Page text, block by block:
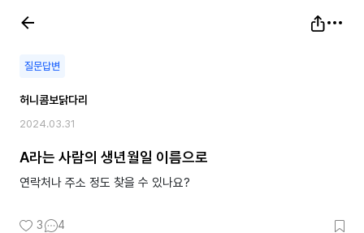
질문답변
허니콤보닭다리
2024.03.31
A라는 사람의 생년월일 이름으로
연락처나 주소 정도 찾을 수 있나요?
3 4